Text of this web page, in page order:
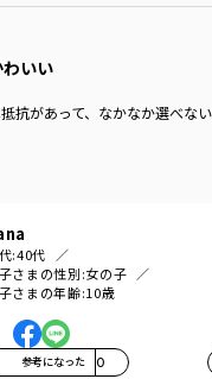
いい
抗があって、なかなか選べな
:40代
さまの性別:女の子
さまの年齢:10歳
参考になった 0
トレット
プス>半袖Tシャツ・タンクトッ
ラック
4206-016